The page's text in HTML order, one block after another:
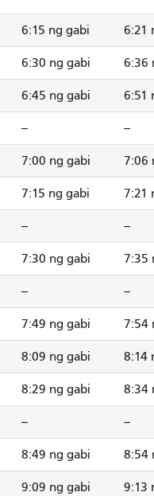
6:15 ng gabi 6:21
6:30 ng gabi 6:36
6:45 ng gabi 6:51
-- --
7:00 ng gabi 7:06
7:15 ng gabi 7:21
-- --
7:30 ng gabi 7:35
-- --
7:49 ng gabi 7:54
8:09 ng gabi 8:14
8:29 ng gabi 8:34
-- --
8:49 ng gabi 8:54
9:09 ng gabi 9:13